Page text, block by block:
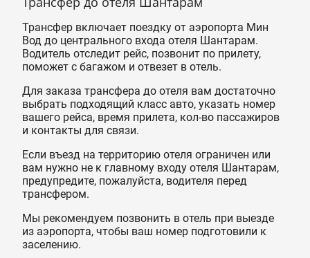
Трансфер включает поездку от аэропорта Мин
Вод до центрального входа отеля Шантарам.
Водитель отследит рейс, позвонит по прилету,
поможет с багажом и отвезет в отель.
Для заказа трансфера до отеля вам достаточно
выбрать подходящий класс авто, указать номер
вашего рейса, время прилета, кол-во пассажиров
и контакты для связи.
Если въезд на территорию отеля ограничен или
вам нужно не к главному входу отеля Шантарам,
предупредите, пожалуйста, водителя перед
трансфером.
Мы рекомендуем позвонить в отель при выезде
из аэропорта, чтобы ваш номер подготовили к
заселению.